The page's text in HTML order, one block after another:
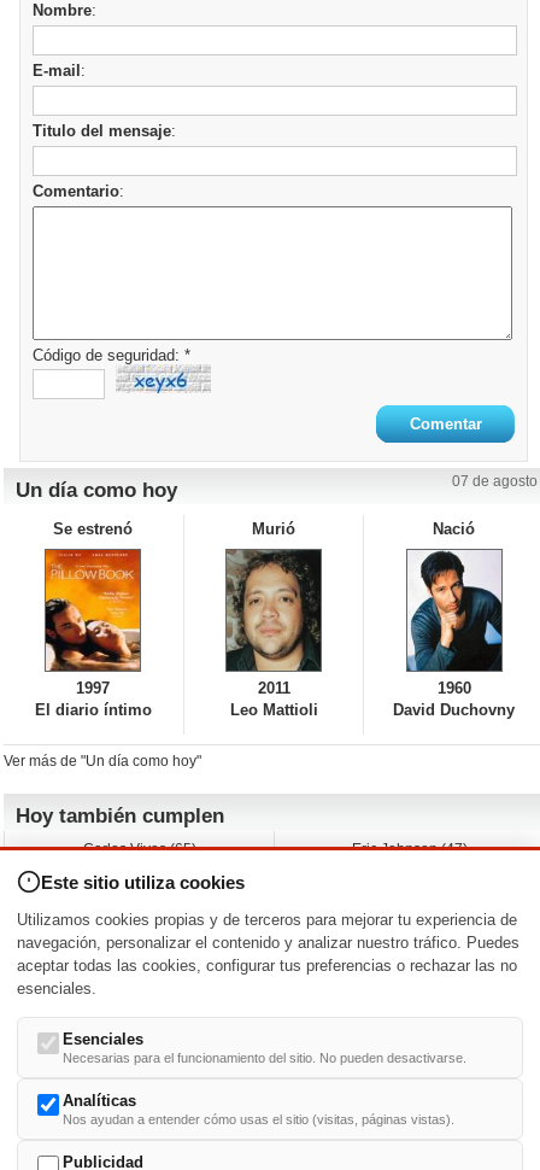
Nombre:
E-mail :
Titulo del mensaje:
Comentario:
Código de seguridad: *
Un día como hoy 07 de agosto
Se estrenó
1997
El diario íntimo
Murió
2011
Leo Mattioli
Nació
1960
David Duchovny
Ver más de "Un día como hoy"
Hoy también cumplen
Carlos Vives (65)
Nicholas Ray (-)
Charlize Theron (51)
Maggie Wheeler (65)
Eric Johnson (47)
Wayne Knight (71)
Michael Shannon (52)
Nacimientos y estrenos en la fecha
DD/MM /
-U- V- W- X - -
Este sitio utiliza cookies
Utilizamos cookies propias y de terceros para mejorar tu experiencia de
navegación, personalizar el contenido y analizar nuestro tráfico. Puedes
aceptar todas las cookies, configurar tus preferencias o rechazar las no
esenciales.
Esenciales
Necesarias para el funcionamiento del sitio. No pueden desactivarse.
Analíticas
Nos ayudan a entender cómo usas el sitio (visitas, páginas vistas).
Publicidad